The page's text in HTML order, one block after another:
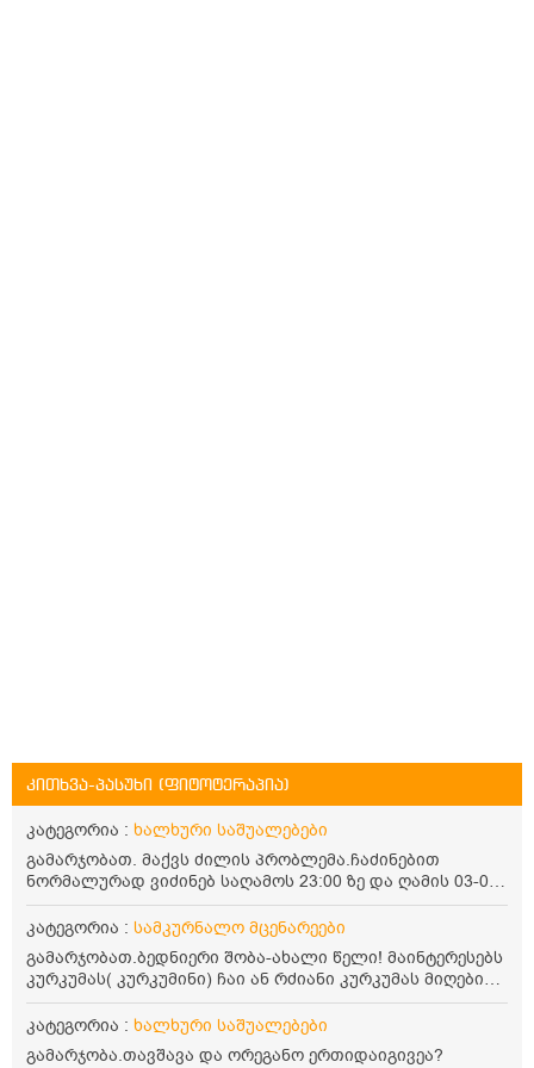
კითხვა-პასუხი (ფიტოტერაპია)
კატეგორია : ხალხური საშუალებები
გამარჯობათ. მაქვს ძილის პრობლემა.ჩაძინებით
ნორმალურად ვიძინებ საღამოს 23:00 ზე და ღამის 03-00
ან 04:00 საათზე მეღვიძება და მერე ვერ ვიძინებ
ვერაფრით.რამე ხალხური საშუალება თუ არის ამ
კატეგორია : სამკურნალო მცენარეები
გამარჯობათ.ბედნიერი შობა-ახალი წელი! მაინტერესებს
კურკუმას( კურკუმინი) ჩაი ან რძიანი კურკუმას მიღების
წესი. მაინტერესებდა და წავიკითხე ასეთი ინფორმაცია:
კურკუმას გააჩნია ანთების საწინააღმდეგო,
კატეგორია : ხალხური საშუალებები
გამარჯობა.თავშავა და ორეგანო ერთიდაიგივეა?